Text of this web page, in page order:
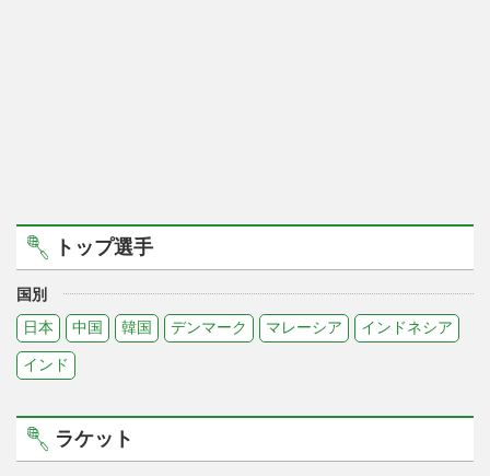
トップ選手
国別
日本
中国 韓国 デンマーク マレーシア インドネシア
インド
ラケット